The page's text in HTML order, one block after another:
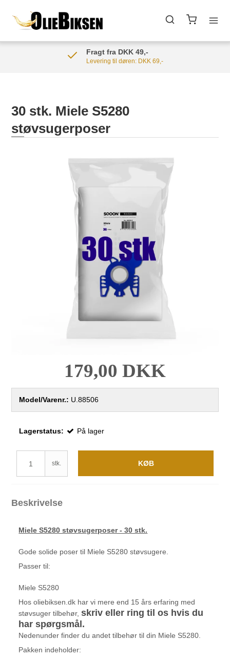
Fragt fra DKK 49,-
Levering til døren: DKK 69,-
30 stk. Miele S5280
støvsugerposer
179,00 DKK
Model/Varenr.: U.88506
Lagerstatus: På lager
stk. KØB
Beskrivelse
Miele S5280 støvsugerposer - 30 stk.
Gode solide poser til Miele S5280 støvsugere.
Passer til:
Miele S5280
Hos oliebiksen.dk har vi mere end 15 års erfaring med
støvsuger tilbehør,skriv eller ring til os hvis du
har spørgsmål.
Nedenunder finder du andet tilbehør til din Miele S5280.
Pakken indeholder: